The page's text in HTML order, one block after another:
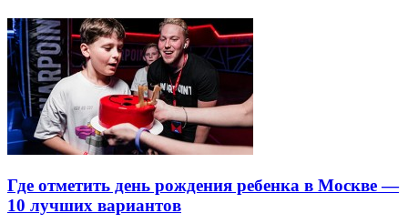
Где отметить день рождения ребенка в Москве —
10 лучших вариантов